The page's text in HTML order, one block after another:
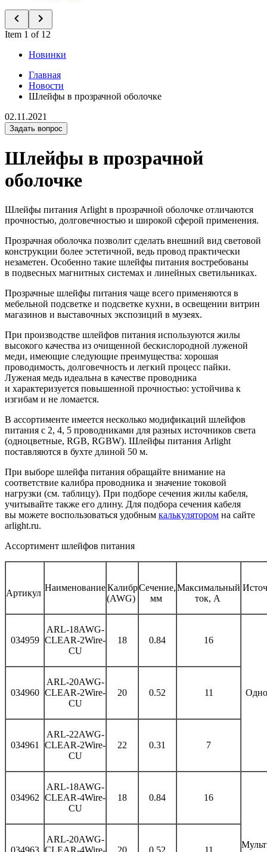
Item 1 of 12
Новинки
Главная
Новости
Шлейфы в прозрачной оболочке
02.11.2021
Задать вопрос
Шлейфы в прозрачной
оболочке
Шлейфы питания Arlight в прозрачной оболочке отличаются
прочностью, долговечностью и широкой сферой применения.
Прозрачная оболочка позволит сделать внешний вид световой
конструкции более эстетичной, ведь провод практически
незаметен. Особенно такие шлейфы питания востребованы
в подвесных магнитных системах и линейных светильниках.
Прозрачные шлейфы питания чаще всего применяются в
мебельной подсветке и подсветке кухни, в освещении витрин
магазинов и выставочных экспозиций в музеях.
При производстве шлейфов питания используются жилы
высокого качества из очищенной бескислородной луженой
меди, имеющие следующие преимущества: хорошая
проводимость, долговечность и легкий процесс пайки.
Луженая медь идеальна в качестве проводника
и характеризуется повышенной прочностью: устойчива к
изгибам и не ломается.
В ассортименте имеется несколько модификаций шлейфов
питания с 2, 4, 5 проводниками для разных источников света
(одноцветные, RGB, RGBW). Шлейфы питания Arlight
поставляются в бухте длиной 50 м.
При выборе шлейфа питания обращайте внимание на
соответствие калибра проводника и значение токовой
нагрузки (см. таблицу). При подборе сечения жилы кабеля,
учитывайте также его длину. Для подбора сечения кабеля
вы можете воспользоваться удобным калькулятором на сайте
arlight.ru.
Ассортимент шлейфов питания
Артикул
НаименованиеКалибр
(AWG)
Сечение,
мм
Максимальный
ток, А
034959
ARL-18AWG-
CLEAR-2Wire-
CU
18 0.84 16
034960
ARL-20AWG-
CLEAR-2Wire-
CU
20 0.52 11
034961
ARL-22AWG-
CLEAR-2Wire-
CU
22 0.31 7
034962
ARL-18AWG-
CLEAR-4Wire-
CU
18 0.84 16
034963
ARL-20AWG-
CLEAR-4Wire-
20 0.52 11